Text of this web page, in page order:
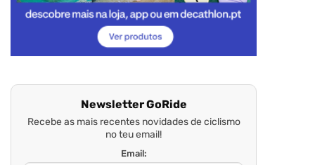
Newsletter GoRide
Recebe as mais recentes novidades de ciclismo
no teu email!
Email: